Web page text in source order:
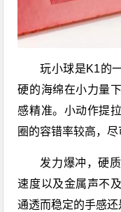
玩小球是K1的
硬的海绵在小力量
感精准。小动作提
圈的容错率较高，尽
发力爆冲，硬
速度以及金属声不
通透而稳定的手感还